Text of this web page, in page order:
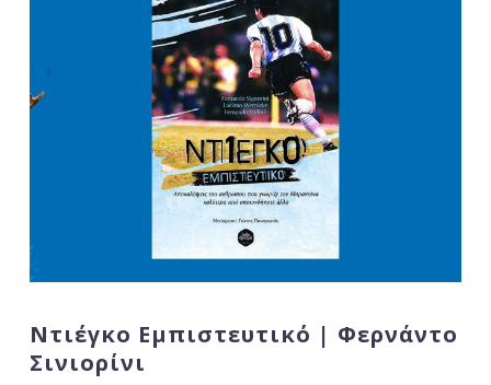
Ντιέγκο Εμπιστευτικό | Φερνάντο
Σινιορίνι